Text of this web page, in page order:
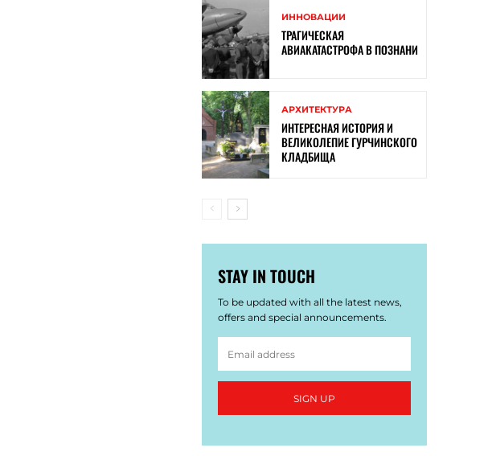
ИННОВАЦИИ
ТРАГИЧЕСКАЯ
АВИАКАТАСТРОФА В ПОЗНАНИ
АРХИТЕКТУРА
ИНТЕРЕСНАЯ ИСТОРИЯ И
ВЕЛИКОЛЕПИЕ ГУРЧИНСКОГО
КЛАДБИЩА
STAY IN TOUCH
To be updated with all the latest news,
offers and special announcements.
SIGN UP